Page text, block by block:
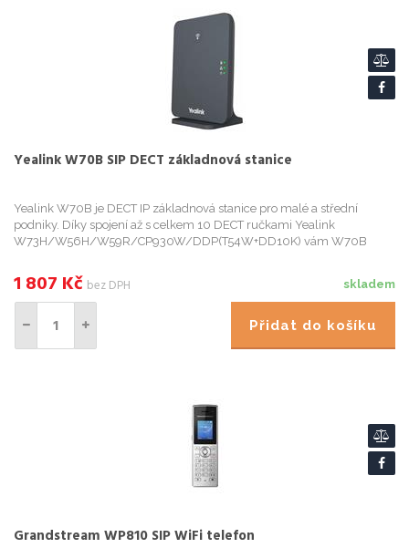
Yealink W70B SIP DECT základnová stanice
Yealink W70B je DECT IP základnová stanice pro malé a střední
podniky. Díky spojení až s celkem 10 DECT ručkami Yealink
W73H/W56H/W59R/CP930W/DDP(T54W+DD10K) vám W70B
skladem
1 807 Kč bez DPH
Přidat do košíku
Grandstream WP810 SIP WiFi telefon